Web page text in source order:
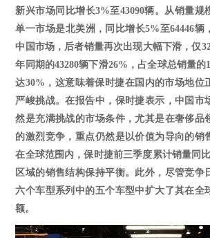
新兴市场同比增长3%至43090辆。从销量规
单一市场是北美洲，同比增长5%至64446辆
中国市场，后者销量再次出现大幅下滑，仅
年同期的43280辆下滑26%，占全球总销量
达30%，这意味着保时捷在国内的市场地位
严峻挑战。在报告中，保时捷表示，中国市
然是充满挑战的市场条件，尤其是在奢侈品
的激烈竞争，重点仍然是以价值为导向的销
在全球范围内，保时捷前三季度累计销量同
区域的销售结构保持平衡。此外，尽管竞争
六个车型系列中的五个车型中扩大了其在全
额。